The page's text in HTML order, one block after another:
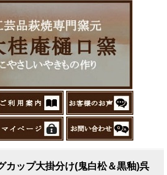
カップ大掛分け(鬼白松＆黒釉)呉